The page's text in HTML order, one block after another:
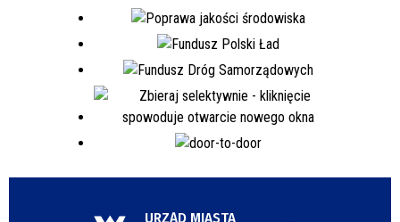
URZĄD MIASTA